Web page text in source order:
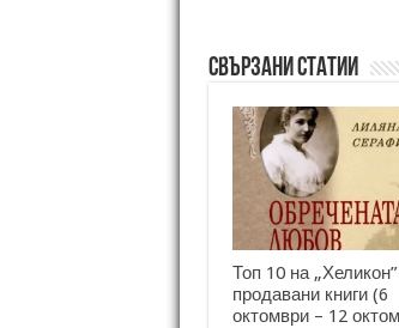
Свързани статии
Топ 10 на
продавани книги (6
октомври – 12